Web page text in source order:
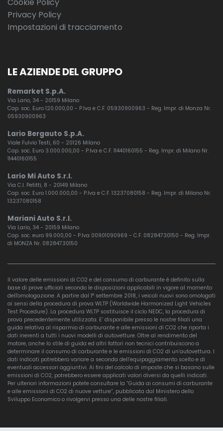
Privacy Policy
Impostazioni di tracciamento
LE AZIENDE DEL GRUPPO
Remarket S.p.A.
Via Lario, 34 - 20159 Milano
Cap. soc. Euro 120.000,00 - P.Iva e C.F. 05930900963 - Reg. Impr. di Monza Nr.
05930900963
Lario Bergauto S.p.A.
Viale Fulvio Testi, 60 - 20126 Milano
Cap. soc. Euro 3.000.000,00 - P.Iva e C.F. 11440160155 - Reg. Impr. di Milano Nr.
11440160155
Lario Mi Auto S.r.l.
Via C.I. Petitti, 8 - 20149 Milano
Cap. soc. Euro 1.000.000,00 - P.Iva e C.F. 13237080158 - Reg. Impr. di Milano Nr.
13237080158
Mariani Auto S.r.l.
Via Lario, 34 - 20159 Milano
Cap. soc. euro 99.000,00 - P.Iva 00901090969 - C.F. 08284730150 - Reg. Impr.
di MONZA Nr. 08284730150
Il valore delle emissioni di CO2 e del consumo di carburante è definito sulla
base di prove ufficiali secondo le disposizioni applicabili in vigore al momento
dell'omologazione. A partire dal 1° settembre 2018, i veicoli nuovi sono omologati
ai sensi della procedura di prova WLTP (Worldwide Harmonized Light Vehicles
Test Procedure). La procedura WLTP sostituisce il ciclo NEDC, la procedura di
prova precedentemente utilizzata. E’ disponibile presso le nostre filiali una
guida relativa al risparmio di carburante e alle emissioni di CO2 che riporta i
dati inerenti a tutti i nuovi modelli di autovetture. Oltre al rendimento del
motore, anche lo stile di guida ed altri fattori non tecnici contribuiscono a
determinare il consumo di carburante e le emissioni di CO2 di un’autovettura. I
dati indicati potrebbero variare a seconda dell’equipaggiamento scelto e di
eventuali accessori aggiuntivi. Ai fini del calcolo di imposte che si basano sulle
emissioni di CO2, potrebbero essere applicati valori diversi da quelli indicati.
Per ulteriori informazioni potete consultare la “Guida ai consumi di carburante
e alle emissioni di CO2 di nuove vetture”, pubblicata dal Ministero dello
Sviluppo Economico o rivolgervi presso una delle nostre filiali.